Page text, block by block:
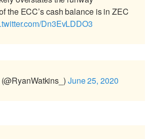
the ECC’s cash balance is in ZEC
Dn3EvLDDO3
June 25, 2020